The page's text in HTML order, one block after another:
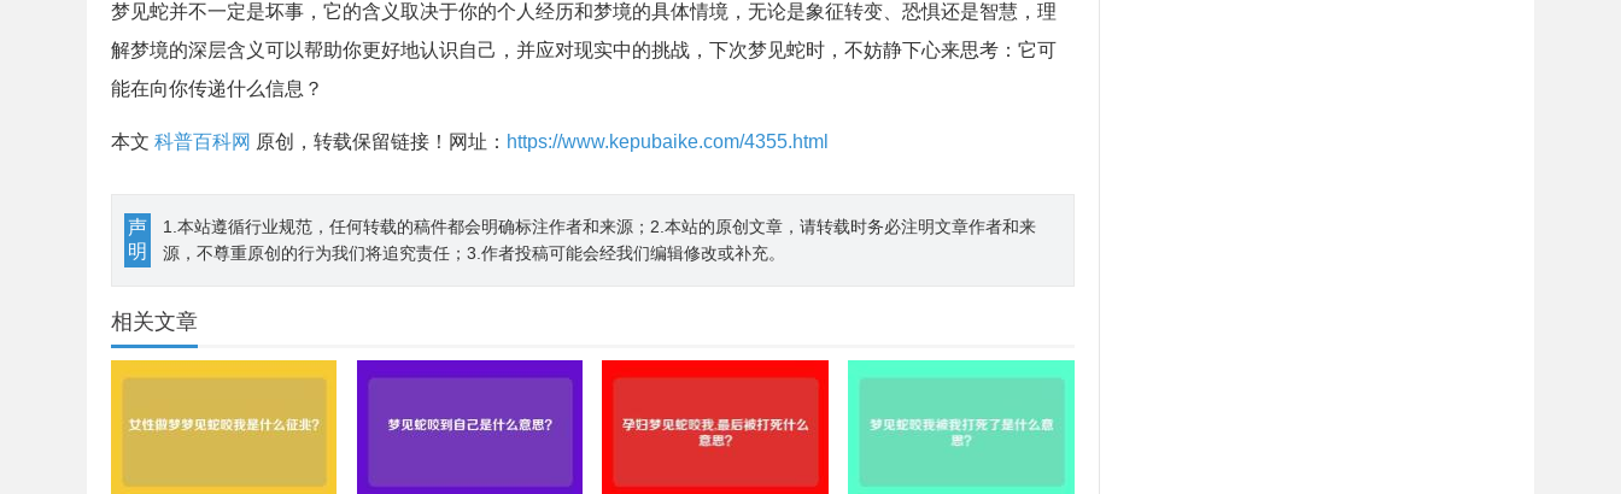
梦见蛇并不一定是坏事，它的含义取决于你的个人经历和梦境的具体情境，无论是象征转变、恐惧还是智慧，理
解梦境的深层含义可以帮助你更好地认识自己，并应对现实中的挑战，下次梦见蛇时，不妨静下心来思考：它可
能在向你传递什么信息？
本文 科普百科网 原创，转载保留链接！网址： https://www.kepubaike.com/4355.html
声
明
1.本站遵循行业规范，任何转载的稿件都会明确标注作者和来源；2.本站的原创文章，请转载时务必注明文章作者和来
源，不尊重原创的行为我们将追究责任；3.作者投稿可能会经我们编辑修改或补充。
相关文章